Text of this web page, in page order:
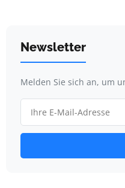
Newsletter
Melden Sie sich an, um